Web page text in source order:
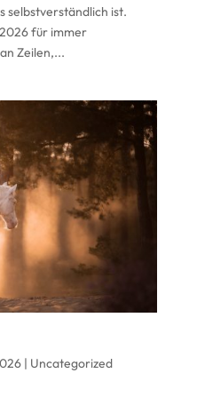
selbstverständlich ist.
für immer
Zeilen,...
| Uncategorized